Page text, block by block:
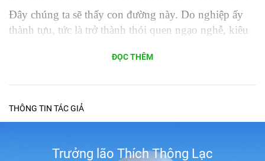
Đây chúng ta sẽ thấy con đường này. Do nghiệp ấy
thành tựu, tức là trở thành thói quen ngạo nghễ, kiêu
sanh về nơi ác thú, đọa xứ, trong cảnh khổ đau. Sau
lao công cực khổ, bị người khác sai khiến, sai bảo. Đó
là con đường đưa đến những gia đình hạ liệt, nghèo
ĐỌC THÊM
THÔNG TIN TÁC GIẢ
Trưởng lão Thích Thông Lạc